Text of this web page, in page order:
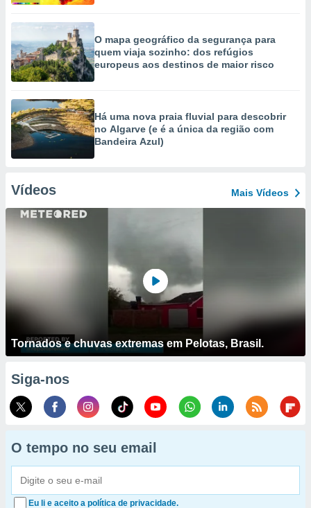
O mapa geográfico da segurança para
quem viaja sozinho: dos refúgios
europeus aos destinos de maior risco
Há uma nova praia fluvial para descobrir
no Algarve (e é a única da região com
Bandeira Azul)
Vídeos Mais Vídeos
Tornados e chuvas extremas em Pelotas, Brasil.
Siga-nos
O tempo no seu email
Eu li e aceito a política de privacidade.